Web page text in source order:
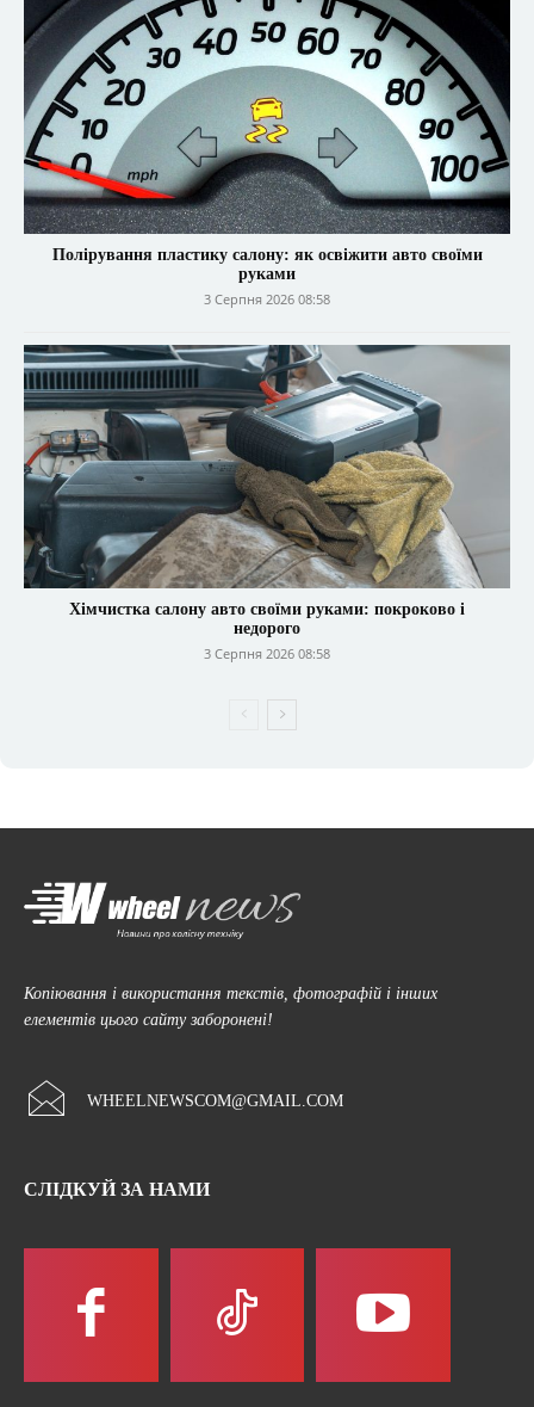
Полірування пластику салону: як освіжити авто своїми
руками
3 Серпня 2026 08:58
Хімчистка салону авто своїми руками: покроково і
недорого
3 Серпня 2026 08:58
Копіювання і використання текстів, фотографій і інших
елементів цього сайту заборонені!
WHEELNEWSCOM@GMAIL.COM
СЛІДКУЙ ЗА НАМИ